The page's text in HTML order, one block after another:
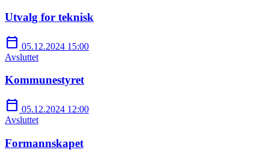
Utvalg for teknisk
calendar_today 05.12.2024 15:00
Avsluttet
Kommunestyret
calendar_today 05.12.2024 12:00
Avsluttet
Formannskapet